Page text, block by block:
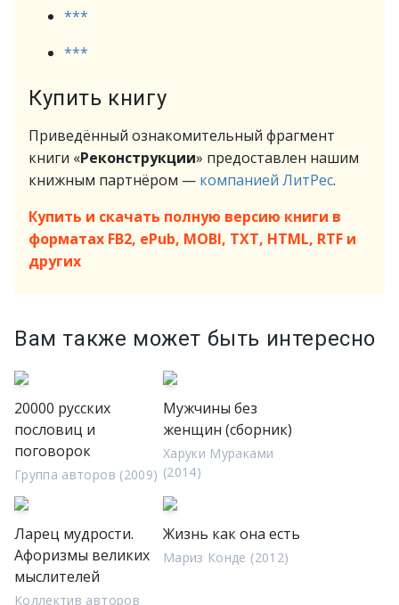
***
***
Купить книгу
Приведённый ознакомительный фрагмент
книги «Реконструкции» предоставлен нашим
книжным партнёром — компанией ЛитРес.
Купить и скачать полную версию книги в
форматах FB2, ePub, MOBI, TXT, HTML, RTF и
других
Вам также может быть интересно
20000 русских
пословиц и
поговорок
Группа авторов (2009)
Мужчины без
женщин (сборник)
Харуки Мураками
(2014)
Ларец мудрости.
Афоризмы великих
мыслителей
Коллектив авторов
Жизнь как она есть
Мариз Конде (2012)